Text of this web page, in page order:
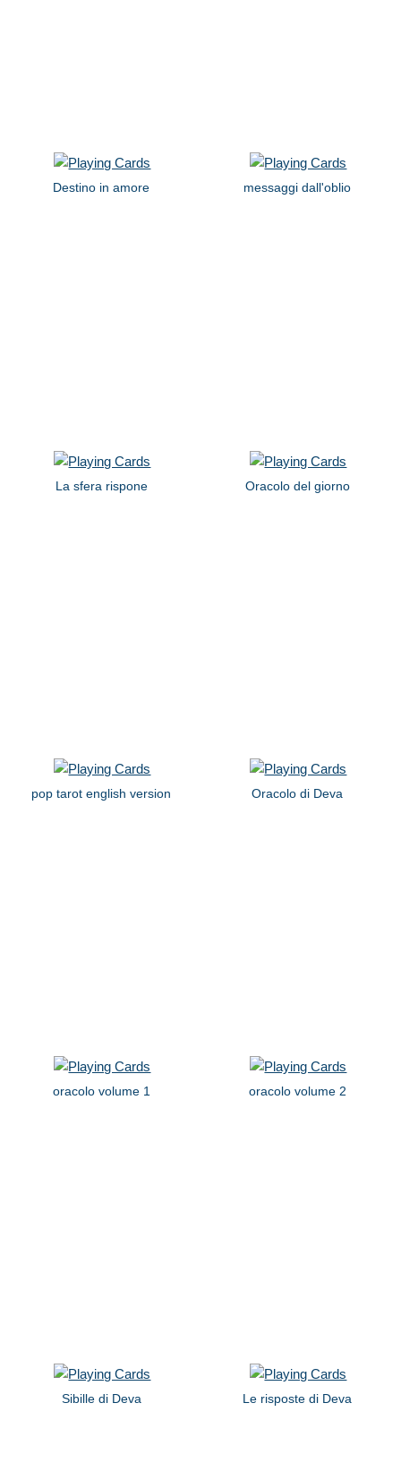
Destino in amore messaggi dall'oblio
La sfera rispone Oracolo del giorno
pop tarot english version Oracolo di Deva
oracolo volume 1 oracolo volume 2
Sibille di Deva Le risposte di Deva